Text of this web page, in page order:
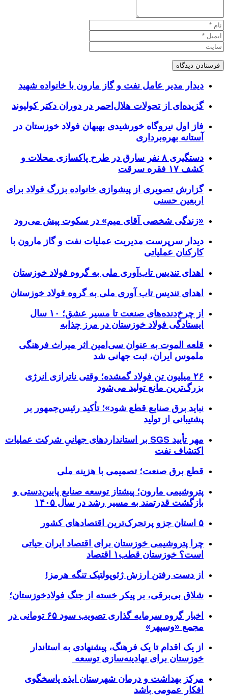
دیدار مدیر عامل نفت و گاز مارون با خانواده شهید
گزیده‌ای از تحولات هلال‌احمر در دوران دکتر کولیوند
فاز اول نیروگاه خورشیدی بهبهان فولاد خوزستان در
آستانه بهره‌برداری
دستگیری ۸ نفر سارق در طرح پاکسازی محلات و
کشف ۱۷ فقره سرقت
گزارش تصویری از پیشوازی خانواده بزرگ فولاد برای
اربعین حسنی
«زندگی شخصی آقای میم» در سکوت پیش می‌رود
دیدار سرپرست مدیریت عملیات نفت و گاز مارون با
کارکنان عملیاتی
اهدای تندیس تاب‌آوری ملی به گروه فولاد خوزستان
اهدای تندیس تاب آوری ملی به گروه فولاد خوزستان
از چرخ‌دنده‌های صنعت تا مسیر عشق؛ ۱۰ سال
ایستادگی فولاد خوزستان در مرز چذابه
قلعه الموت به عنوان سی‌امین اثر میراث‌ فرهنگی
ملموس ایران، ثبت جهانی شد
۲۶ میلیون تن فولاد گمشده؛ وقتی ناترازی انرژی
بزرگ‌ترین مانع تولید می‌شود
نباید برق صنایع قطع شود»؛ تأکید رئیس‌جمهور بر
پشتیبانی از تولید
مهر تأیید SGS بر استانداردهای جهانیِ شرکت عملیات
اکتشاف نفت
قطع برق صنعت؛ تصمیمی با هزینه ملی
پتروشیمی مارون؛ پیشتاز توسعه صنایع پایین‌دستی و
بازگشت قدرتمند به مسیر رشد در سال ۱۴۰۵
۵ استان جزو پرتحرک‌ترین اقتصاد‌های کشور
چرا پتروشیمی خوزستان برای اقتصاد ایران حیاتی
است؟ خوزستان قطب۱ اقتصاد
از دست رفتن ارزش ژئوپولتیک تنگه هرمز!
شلاق‌ بی‌برقی، بر پیکر خسته‌ از جنگ فولادخوزستان؛
اخبار گروه سرمایه گذاری تصویب سود ۶۵ تومانی در
مجمع «وسپهر»
از یک اقدام تا یک فرهنگ، پیشنهادی به استاندار
خوزستان برای نهادینه‌سازی توسعه
مرکز بهداشت و درمان شهرستان ایذه پاسخگوی
افکار عمومی باشد